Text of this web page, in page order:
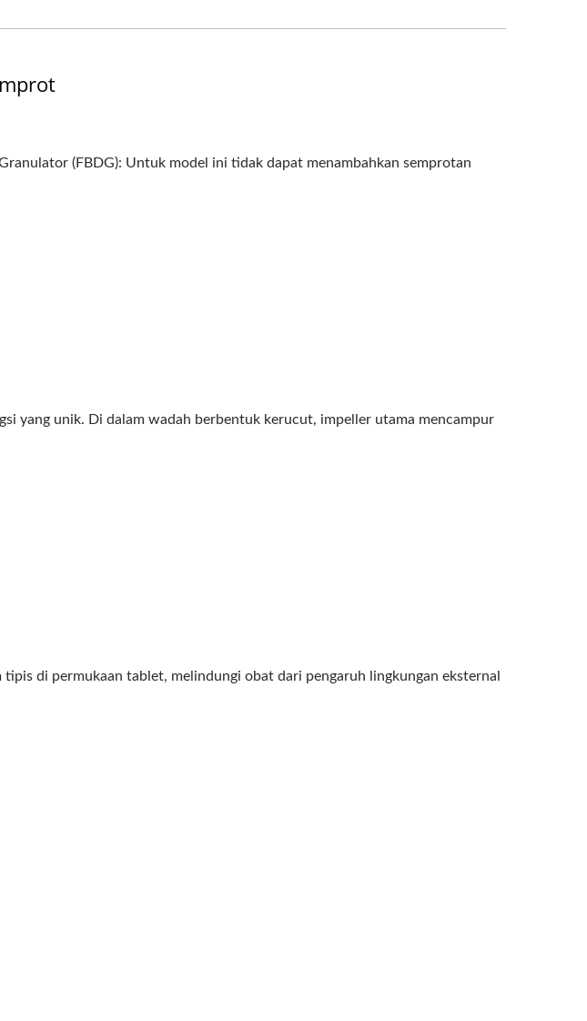
(FBDG): Untuk model ini tidak dapat menambahkan semprotan
yang unik. Di dalam wadah berbentuk kerucut, impeller utama mencampur
di permukaan tablet, melindungi obat dari pengaruh lingkungan eksternal